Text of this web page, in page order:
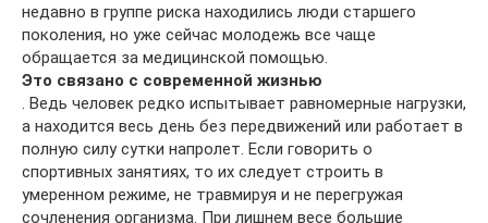
недавно в группе риска находились люди старшего
поколения, но уже сейчас молодежь все чаще
обращается за медицинской помощью.
Это связано с современной жизнью
. Ведь человек редко испытывает равномерные нагрузки,
а находится весь день без передвижений или работает в
полную силу сутки напролет. Если говорить о
спортивных занятиях, то их следует строить в
умеренном режиме, не травмируя и не перегружая
сочленения организма. При лишнем весе большие